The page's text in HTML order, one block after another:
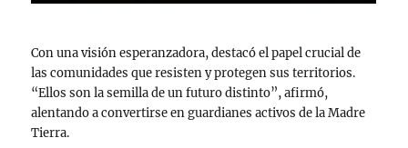
Con una visión esperanzadora, destacó el papel crucial de
las comunidades que resisten y protegen sus territorios.
“Ellos son la semilla de un futuro distinto”, afirmó,
alentando a convertirse en guardianes activos de la Madre
Tierra.